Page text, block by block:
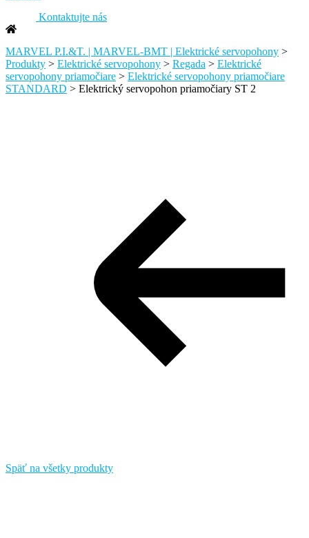
Kontaktujte nás
MARVEL P.I.&T. | MARVEL-BMT | Elektrické servopohony >
Produkty > Elektrické servopohony > Regada > Elektrické
servopohony priamočiare > Elektrické servopohony priamočiare
STANDARD > Elektrický servopohon priamočiary ST 2
Späť na všetky produkty